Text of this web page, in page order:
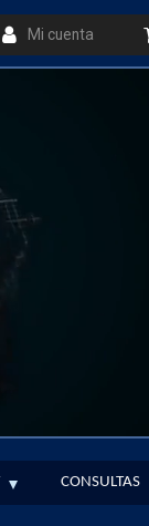
Mi cuenta
CONSULTAS